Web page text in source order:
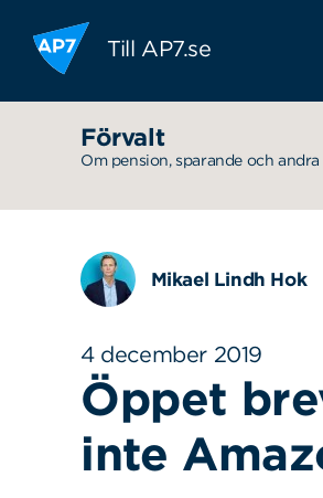
Hoppa till innehållet
Till AP7.se
Förvalt
Om pension, sparande och
Mikael Lindh Hok
4 december 2019
Öppet
inte